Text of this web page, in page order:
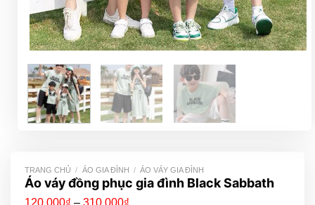
TRANG CHỦ / ÁO GIA ĐÌNH / ÁO VÁY GIA ĐÌNH
Áo váy đồng phục gia đình Black Sabbath
120,000₫ – 310,000₫